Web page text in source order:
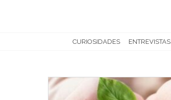
CURIOSIDADES ENTREVISTAS